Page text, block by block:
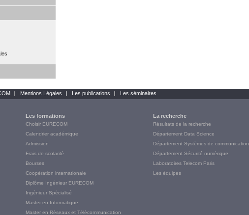
Mentions Légales Les publications Les séminaires
Les formations
Choisir EURECOM
Calendrier académique
Admission
Frais de scolarité
Bourses
Coopération internationale
Diplôme Ingénieur EURECOM
Ingénieur Spécialisé
Master en Informatique
Master en Réseaux et Télécommunication
La recherche
Résultats de la recherche
Département Data Science
Département Systèmes de communication
Département Sécurité numérique
Laboratoires Telecom Paris
Les équipes